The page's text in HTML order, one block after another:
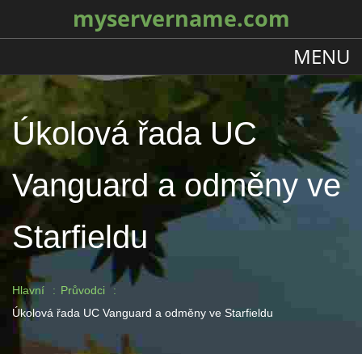
myservername.com
MENU
Úkolová řada UC
Vanguard a odměny ve
Starfieldu
Hlavní
Průvodci
Úkolová řada UC Vanguard a odměny ve Starfieldu